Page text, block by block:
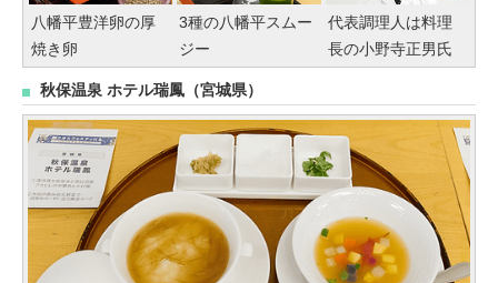
八幡平豊洋卵の厚
焼き卵
3種の八幡平スムー
ジー
代表調理人は料理
長の小野寺正男氏
秋保温泉 ホテル瑞鳳（宮城県）